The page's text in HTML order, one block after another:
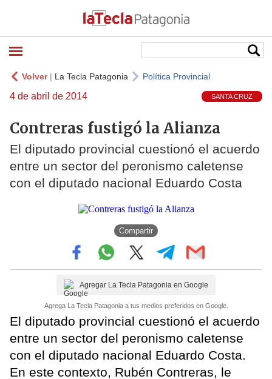
Volver| La Tecla Patagonia Política Provincial
4 de abril de 2014 SANTA CRUZ
Contreras fustigó la Alianza
El diputado provincial cuestionó el acuerdo
entre un sector del peronismo caletense
con el diputado nacional Eduardo Costa
Compartir
Agregar La Tecla Patagonia en Google
Agrega La Tecla Patagonia a tus medios preferidos en Google.
El diputado provincial cuestionó el acuerdo
entre un sector del peronismo caletense
con el diputado nacional Eduardo Costa.
En este contexto, Rubén Contreras, le